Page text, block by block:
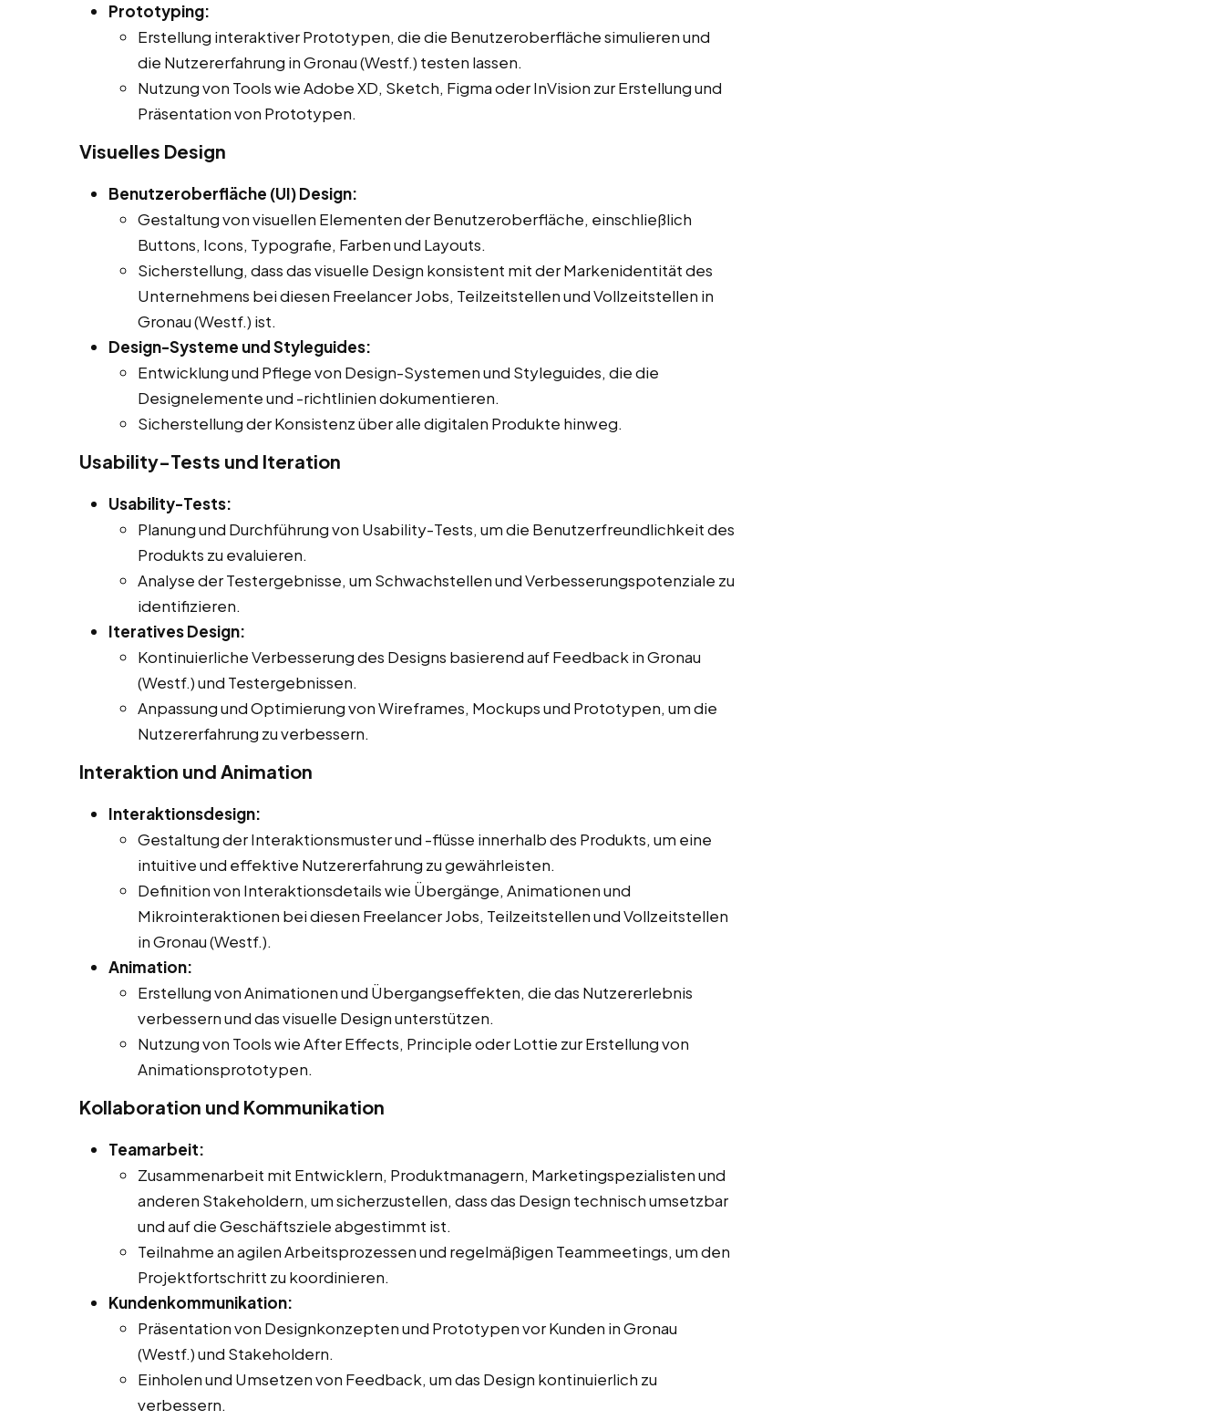
Prototyping:
Erstellung interaktiver Prototypen, die die Benutzeroberfläche simulieren und
die Nutzererfahrung in Gronau (Westf.) testen lassen.
Nutzung von Tools wie Adobe XD, Sketch, Figma oder InVision zur Erstellung und
Präsentation von Prototypen.
Visuelles Design
Benutzeroberfläche (UI) Design:
Gestaltung von visuellen Elementen der Benutzeroberfläche, einschließlich
Buttons, Icons, Typografie, Farben und Layouts.
Sicherstellung, dass das visuelle Design konsistent mit der Markenidentität des
Unternehmens bei diesen Freelancer Jobs, Teilzeitstellen und Vollzeitstellen in
Gronau (Westf.) ist.
Design-Systeme und Styleguides:
Entwicklung und Pflege von Design-Systemen und Styleguides, die die
Designelemente und -richtlinien dokumentieren.
Sicherstellung der Konsistenz über alle digitalen Produkte hinweg.
Usability-Tests und Iteration
Usability-Tests:
Planung und Durchführung von Usability-Tests, um die Benutzerfreundlichkeit des
Produkts zu evaluieren.
Analyse der Testergebnisse, um Schwachstellen und Verbesserungspotenziale zu
identifizieren.
Iteratives Design:
Kontinuierliche Verbesserung des Designs basierend auf Feedback in Gronau
(Westf.) und Testergebnissen.
Anpassung und Optimierung von Wireframes, Mockups und Prototypen, um die
Nutzererfahrung zu verbessern.
Interaktion und Animation
Interaktionsdesign:
Gestaltung der Interaktionsmuster und -flüsse innerhalb des Produkts, um eine
intuitive und effektive Nutzererfahrung zu gewährleisten.
Definition von Interaktionsdetails wie Übergänge, Animationen und
Mikrointeraktionen bei diesen Freelancer Jobs, Teilzeitstellen und Vollzeitstellen
in Gronau (Westf.).
Animation:
Erstellung von Animationen und Übergangseffekten, die das Nutzererlebnis
verbessern und das visuelle Design unterstützen.
Nutzung von Tools wie After Effects, Principle oder Lottie zur Erstellung von
Animationsprototypen.
Kollaboration und Kommunikation
Teamarbeit:
Zusammenarbeit mit Entwicklern, Produktmanagern, Marketingspezialisten und
anderen Stakeholdern, um sicherzustellen, dass das Design technisch umsetzbar
und auf die Geschäftsziele abgestimmt ist.
Teilnahme an agilen Arbeitsprozessen und regelmäßigen Teammeetings, um den
Projektfortschritt zu koordinieren.
Kundenkommunikation:
Präsentation von Designkonzepten und Prototypen vor Kunden in Gronau
(Westf.) und Stakeholdern.
Einholen und Umsetzen von Feedback, um das Design kontinuierlich zu
verbessern.